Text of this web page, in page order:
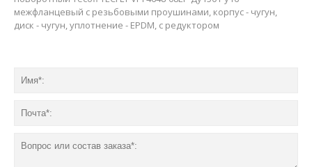
межфланцевый с резьбовыми проушинами, корпус - чугун,
диск - чугун, уплотнение - EPDM, с редуктором